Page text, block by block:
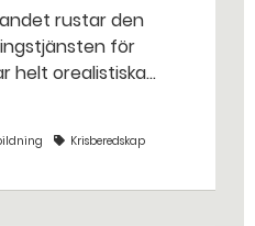
för
helt orealistiska
och hot
i detKrisberedskap